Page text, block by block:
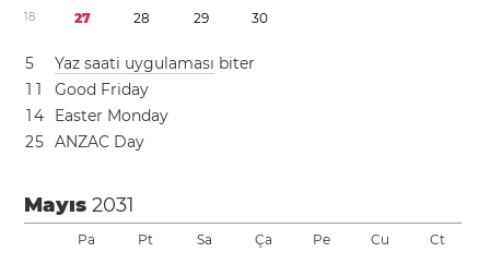
18 27 28 29 30
5 Yaz saati uygulaması biter
1 1
Good Friday
14
Easter Monday
25 ANZAC Day
Mayıs2031
Pa Pt Sa Ça Pe Cu Ct